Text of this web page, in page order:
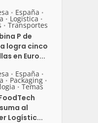
• España •
• Logistica •
• Transportes
P de
logra cinco
en Euro...
• España •
• Packaging •
• Temas
al
Logístic...